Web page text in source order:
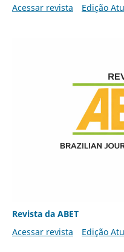
Acessar revista Edição
Revista da ABET
Acessar revista
Edição